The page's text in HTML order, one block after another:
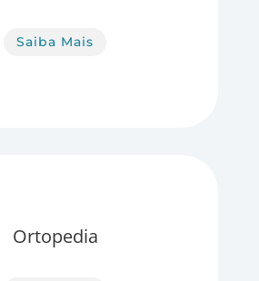
Saiba Mais
Ortopedia